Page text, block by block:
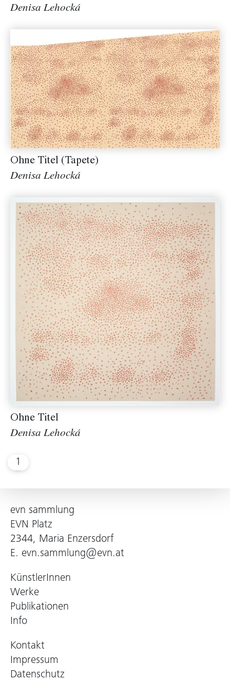
Denisa Lehocká
Ohne Titel (Tapete)
Denisa Lehocká
Ohne Titel
Denisa Lehocká
1
evn sammlung
EVN Platz
2344, Maria Enzersdorf
E. evn.sammlung@evn.at
KünstlerInnen
Werke
Publikationen
Info
Kontakt
Impressum
Datenschutz